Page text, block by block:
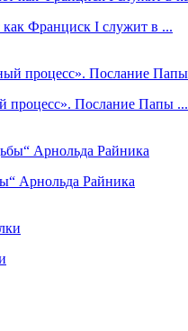
как Франциск I служит в ...
процесс». Послание Папы ...
Арнольда Райника